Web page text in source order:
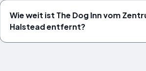
Wie weit ist The Dog Inn vom
Halstead entfernt?